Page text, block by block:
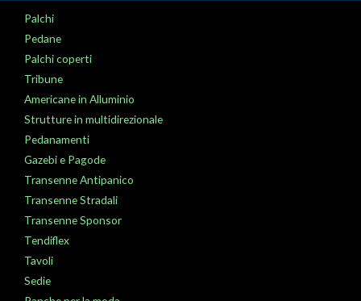
Palchi
Pedane
Palchi coperti
Tribune
Americane in Alluminio
Strutture in multidirezionale
Pedanamenti
Gazebi e Pagode
Transenne Antipanico
Transenne Stradali
Transenne Sponsor
Tendiflex
Tavoli
Sedie